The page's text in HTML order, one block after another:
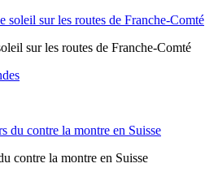
sur les routes de Franche-Comté
contre la montre en Suisse